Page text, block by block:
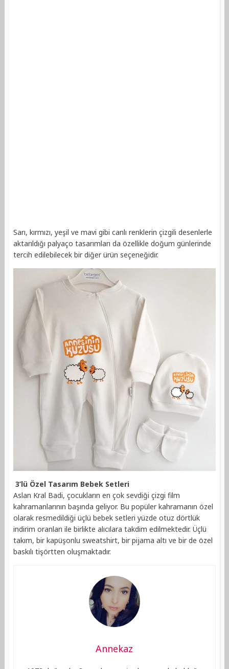
Sarı, kırmızı, yeşil ve mavi gibi canlı renklerin çizgili desenlerle
aktarıldığı palyaço tasarımları da özellikle doğum günlerinde
tercih edilebilecek bir diğer ürün seçeneğidir.
3’lü Özel Tasarım Bebek Setleri
Aslan Kral Badi, çocukların en çok sevdiği çizgi film
kahramanlarının başında geliyor. Bu popüler kahramanın özel
olarak resmedildiği üçlü bebek setleri yüzde otuz dörtlük
indirim oranları ile birlikte alıcılara takdim edilmektedir. Üçlü
takım, bir kapüşonlu sweatshirt, bir pijama altı ve bir de özel
baskılı tişörtten oluşmaktadır.
Annekaz